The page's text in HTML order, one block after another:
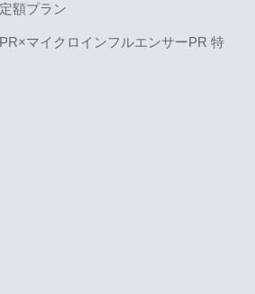
額プラン
マイクロインフルエンサーPR 特